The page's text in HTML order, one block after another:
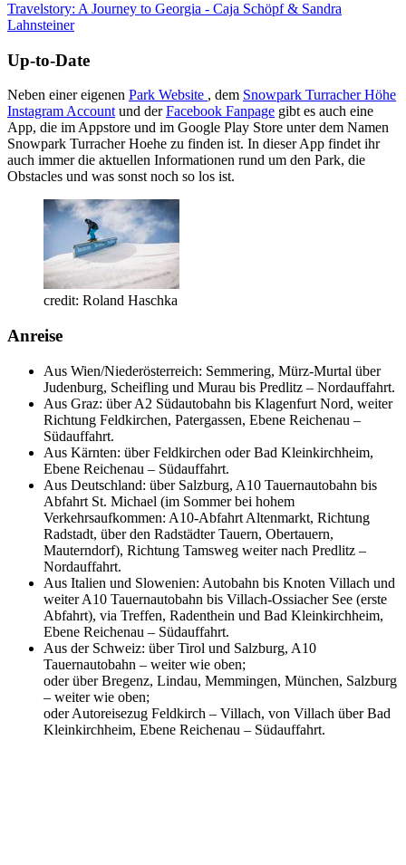
Travelstory: A Journey to Georgia - Caja Schöpf & Sandra
Lahnsteiner
Up-to-Date
Neben einer eigenen Park Website , dem Snowpark Turracher Höhe
Instagram Accountund derFacebook Fanpage gibt es auch eine
App, die im Appstore und im Google Play Store unter dem Namen
Snowpark Turracher Hoehe zu finden ist. In dieser App findet ihr
auch immer die aktuellen Informationen rund um den Park, die
Obstacles und was sonst noch so los ist.
credit: Roland Haschka
Anreise
Aus Wien/Niederösterreich: Semmering, Mürz-Murtal über
Judenburg, Scheifling und Murau bis Predlitz – Nordauffahrt.
Aus Graz: über A2 Südautobahn bis Klagenfurt Nord, weiter
Richtung Feldkirchen, Patergassen, Ebene Reichenau –
Südauffahrt.
Aus Kärnten: über Feldkirchen oder Bad Kleinkirchheim,
Ebene Reichenau – Südauffahrt.
Aus Deutschland: über Salzburg, A10 Tauernautobahn bis
Abfahrt St. Michael (im Sommer bei hohem
Verkehrsaufkommen: A10-Abfahrt Altenmarkt, Richtung
Radstadt, über den Radstädter Tauern, Obertauern,
Mauterndorf), Richtung Tamsweg weiter nach Predlitz –
Nordauffahrt.
Aus Italien und Slowenien: Autobahn bis Knoten Villach und
weiter A10 Tauernautobahn bis Villach-Ossiacher See (erste
Abfahrt), via Treffen, Radenthein und Bad Kleinkirchheim,
Ebene Reichenau – Südauffahrt.
Aus der Schweiz: über Tirol und Salzburg, A10
Tauernautobahn – weiter wie oben;
oder über Bregenz, Lindau, Memmingen, München, Salzburg
– weiter wie oben;
oder Autoreisezug Feldkirch – Villach, von Villach über Bad
Kleinkirchheim, Ebene Reichenau – Südauffahrt.